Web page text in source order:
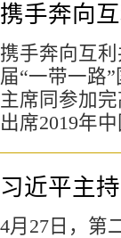
携手奔向
携手奔向互
届“一带一路
主席同参加
出席2019年
习近平主
4月27日，第